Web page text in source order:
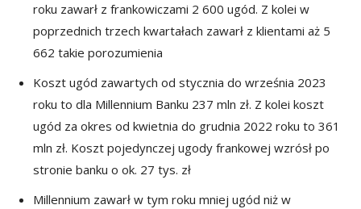
roku zawarł z frankowiczami 2 600 ugód. Z kolei w
poprzednich trzech kwartałach zawarł z klientami aż 5
662 takie porozumienia
Koszt ugód zawartych od stycznia do września 2023
roku to dla Millennium Banku 237 mln zł. Z kolei koszt
ugód za okres od kwietnia do grudnia 2022 roku to 361
mln zł. Koszt pojedynczej ugody frankowej wzrósł po
stronie banku o ok. 27 tys. zł
Millennium zawarł w tym roku mniej ugód niż w